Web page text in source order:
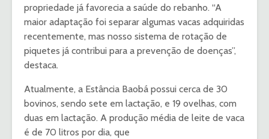
propriedade já favorecia a saúde do rebanho. “A
maior adaptação foi separar algumas vacas adquiridas
recentemente, mas nosso sistema de rotação de
piquetes já contribui para a prevenção de doenças”,
destaca.
Atualmente, a Estância Baobá possui cerca de 30
bovinos, sendo sete em lactação, e 19 ovelhas, com
duas em lactação. A produção média de leite de vaca
é de 70 litros por dia, que